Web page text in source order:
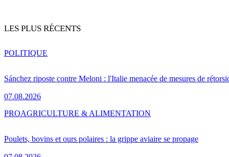
LES PLUS RÉCENTS
Sánchez riposte contre Meloni : l'Italie menacée de mesures de
07.08.2026
POLITIQUE
Poulets, bovins et ours polaires : la grippe aviaire se propage
PROAGRICULTURE & ALIMENTATION